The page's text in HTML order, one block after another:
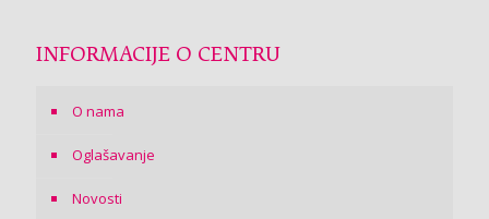
INFORMACIJE O CENTRU
O nama
Oglašavanje
Novosti